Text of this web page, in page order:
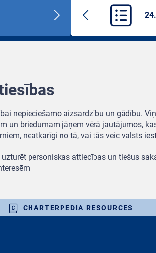
Previous
nepieciešamo aizsardzību un gādību.
un briedumam jāņem vērā jautājumos,
neatkarīgi no tā, vai tās veic valsts
personiskas attiecības un tiešus
CHARTERPEDIA RESOURCES